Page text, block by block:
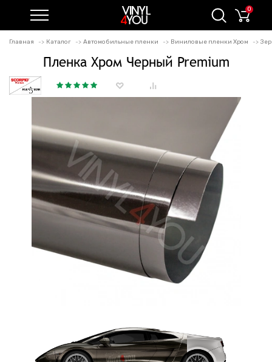
0
Главная Каталог Автомобильные пленки Виниловые пленки Хром
Пленка Хром Черный Premium